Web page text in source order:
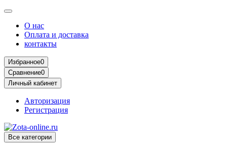
О нас
Оплата и доставка
контакты
Избранное0
Сравнение0
Личный кабинет
Авторизация
Регистрация
Все категории